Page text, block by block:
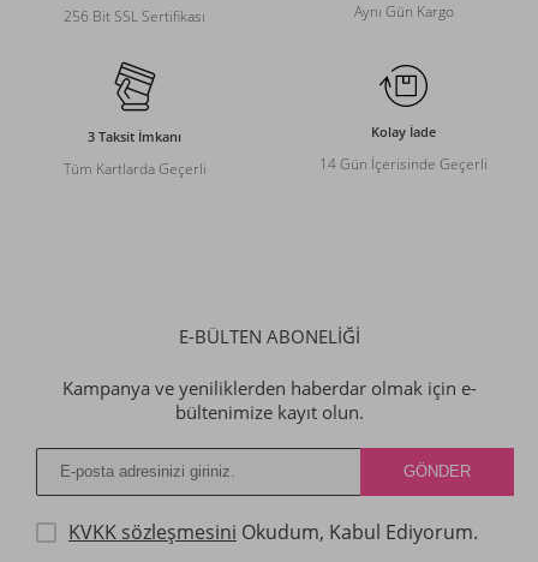
256 Bit SSL Sertifikası Aynı Gün Kargo
3 Taksit İmkanı
Tüm Kartlarda Geçerli
Kolay İade
14 Gün İçerisinde Geçerli
E-BÜLTEN ABONELİĞİ
Kampanya ve yeniliklerden haberdar olmak için e-
bültenimize kayıt olun.
KVKK sözleşmesini Okudum, Kabul Ediyorum.